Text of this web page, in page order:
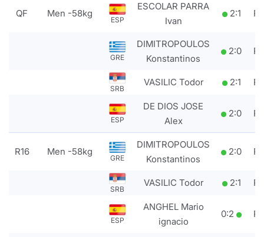
QF Men -58kg
ESP
ESCOLAR PARRA
Ivan
2:1
GRE
DIMITROPOULOS
Konstantinos
2:0
SRB
VASILIC Todor 2:1
ESP
DE DIOS JOSE
Alex
2:0
R16 Men -58kg
GRE
DIMITROPOULOS
Konstantinos
2:0
SRB
VASILIC Todor 2:1
ESP
ANGHEL Mario
ignacio
0:2